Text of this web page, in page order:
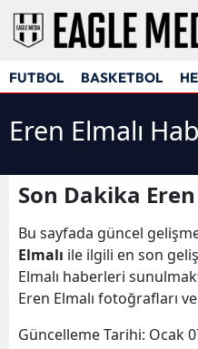
FUTBOL BASKETBOL
Eren Elmalı
Son Dakika
Bu sayfada güncel
Elmalı ile ilgili en son
Elmalı haberleri
Eren Elmalı fotoğrafları
Güncelleme Tarihi: Ocak